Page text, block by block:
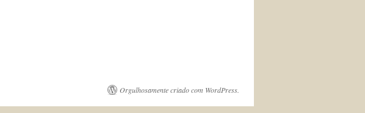
Orgulhosamente criado com WordPress.